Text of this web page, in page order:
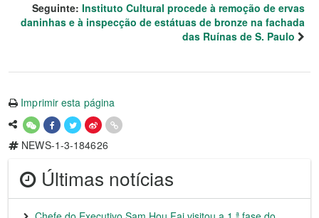
Seguinte: Instituto Cultural procede à remoção de ervas
daninhas e à inspecção de estátuas de bronze na fachada
das Ruínas de S. Paulo
Imprimir esta página
NEWS-1-3-184626
Últimas notícias